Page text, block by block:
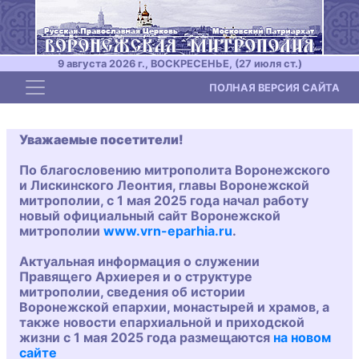
9 августа 2026 г., ВОСКРЕСЕНЬЕ, (27 июля ст.)
Toggle navigation ПОЛНАЯ ВЕРСИЯ САЙТА
Уважаемые посетители!
По благословению митрополита Воронежского
и Лискинского Леонтия, главы Воронежской
митрополии, с 1 мая 2025 года начал работу
новый официальный сайт Воронежской
митрополии www.vrn-eparhia.ru.
Актуальная информация о служении
Правящего Архиерея и о структуре
митрополии, сведения об истории
Воронежской епархии, монастырей и храмов, а
также новости епархиальной и приходской
жизни с 1 мая 2025 года размещаются на новом
сайте